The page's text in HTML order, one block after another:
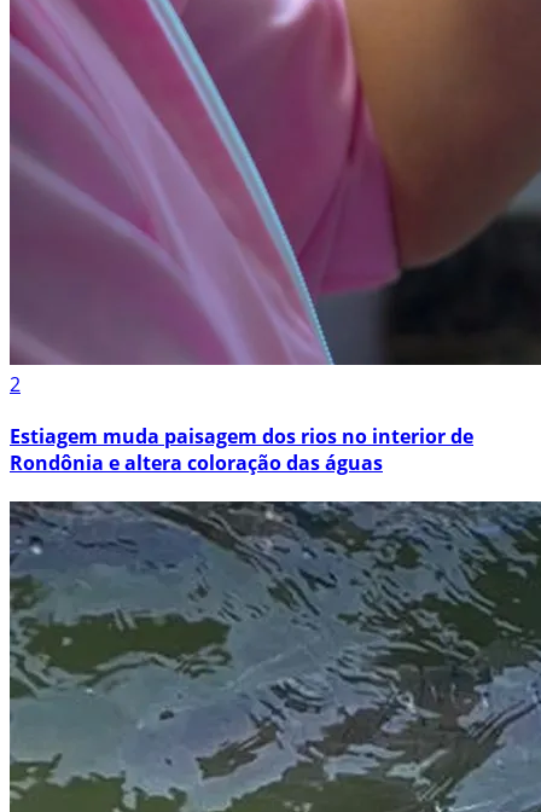
2
Estiagem muda paisagem dos rios no interior de
Rondônia e altera coloração das águas